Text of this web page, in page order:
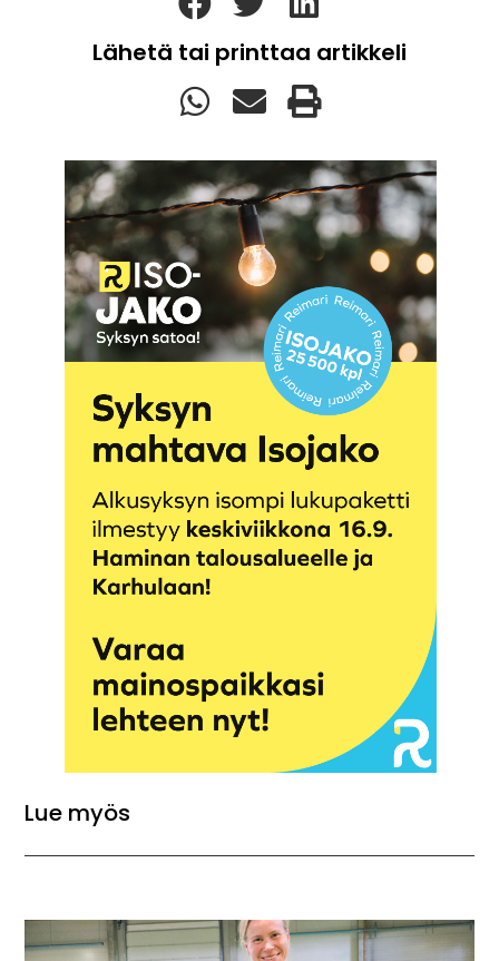
Lähetä tai printtaa artikkeli
Lue myös